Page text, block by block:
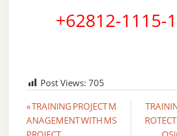
+62812-1115-
Post Views: 705
Post
navigation
« TRAINING PROJECT M
ANAGEMENT WITH MS